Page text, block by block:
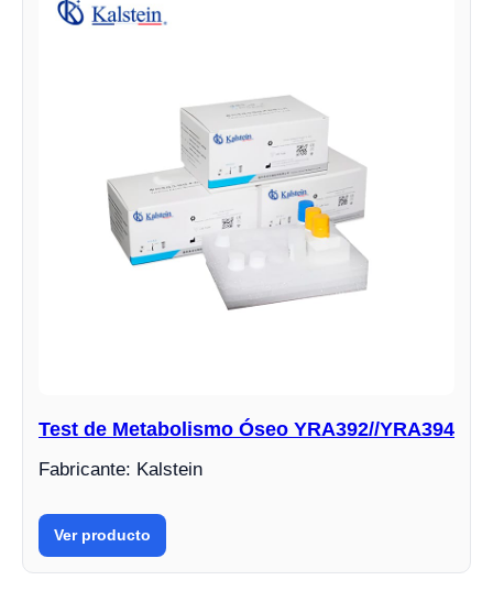
Test de Metabolismo Óseo YRA392//YRA394
Fabricante: Kalstein
Ver producto